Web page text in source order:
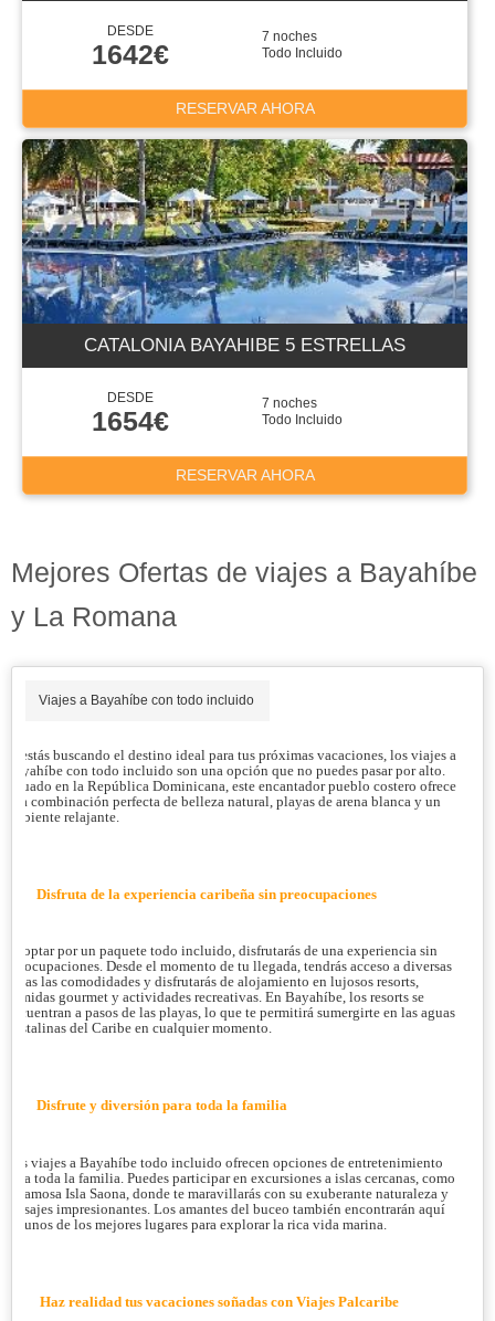
DESDE
1642€
7 noches
Todo Incluido
RESERVAR AHORA
CATALONIA BAYAHIBE 5 ESTRELLAS
DESDE
1654€
7 noches
Todo Incluido
RESERVAR AHORA
Mejores Ofertas de viajes a Bayahíbe
y La Romana
Viajes a Bayahíbe con todo incluido
Si estás buscando el destino ideal para tus próximas vacaciones, los viajes a
Bayahíbe con todo incluido son una opción que no puedes pasar por alto.
Situado en la República Dominicana, este encantador pueblo costero ofrece
una combinación perfecta de belleza natural, playas de arena blanca y un
ambiente relajante.
Disfruta de la experiencia caribeña sin preocupaciones
Al optar por un paquete todo incluido, disfrutarás de una experiencia sin
preocupaciones. Desde el momento de tu llegada, tendrás acceso a diversas
todas las comodidades y disfrutarás de alojamiento en lujosos resorts,
comidas gourmet y actividades recreativas. En Bayahíbe, los resorts se
encuentran a pasos de las playas, lo que te permitirá sumergirte en las aguas
cristalinas del Caribe en cualquier momento.
Disfrute y diversión para toda la familia
Los viajes a Bayahíbe todo incluido ofrecen opciones de entretenimiento
para toda la familia. Puedes participar en excursiones a islas cercanas, como
la famosa Isla Saona, donde te maravillarás con su exuberante naturaleza y
paisajes impresionantes. Los amantes del buceo también encontrarán aquí
algunos de los mejores lugares para explorar la rica vida marina.
Haz realidad tus vacaciones soñadas con Viajes Palcaribe